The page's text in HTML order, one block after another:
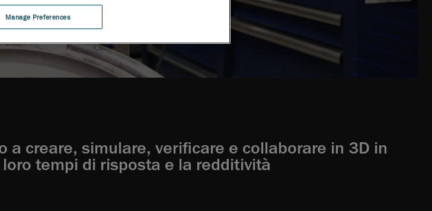
creare, simulare, verificare e collaborare in 3D in
tempi di risposta e la redditività
Manage Preferences